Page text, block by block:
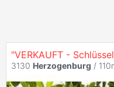
3130 Herzogenburg /